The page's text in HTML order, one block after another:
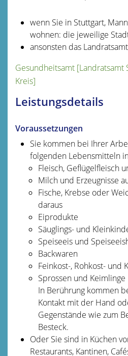
wenn Sie in Stuttgart,
wohnen: die jeweilige
ansonsten das
Gesundheitsamt [Landratsamt
Kreis]
Leistungsdetails
Voraussetzungen
Sie kommen bei Ihrer
folgenden Lebensmitteln
Fleisch, Geflügelfleisch
Milch und Erzeugnisse
Fische, Krebse oder
daraus
Eiprodukte
Säuglings- und
Speiseeis und
Backwaren
Feinkost-, Rohkost- und
Sprossen und Keimlinge
In Berührung kommen
Kontakt mit der Hand
Gegenstände wie zum
Besteck.
Oder Sie sind in Küchen
Restaurants, Kantinen,